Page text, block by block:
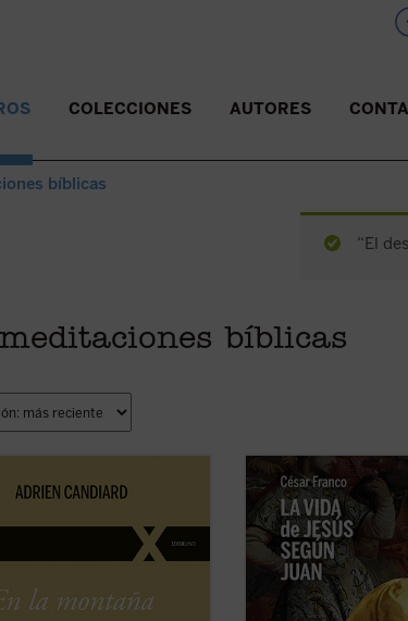
COLECCIONES AUTORES
bíblicas
“El
bíblicas
montaña. La aspereza y la
Sermón de la Montaña, allí
proclama las
y propone exigencias
perdonar ...(ver ficha)
Este ensayo de Mons.
ofrece con estilo
una introducción a la
narrada en el evangelio
permite al lector
complicaciones.
la primera ...(ver ficha)